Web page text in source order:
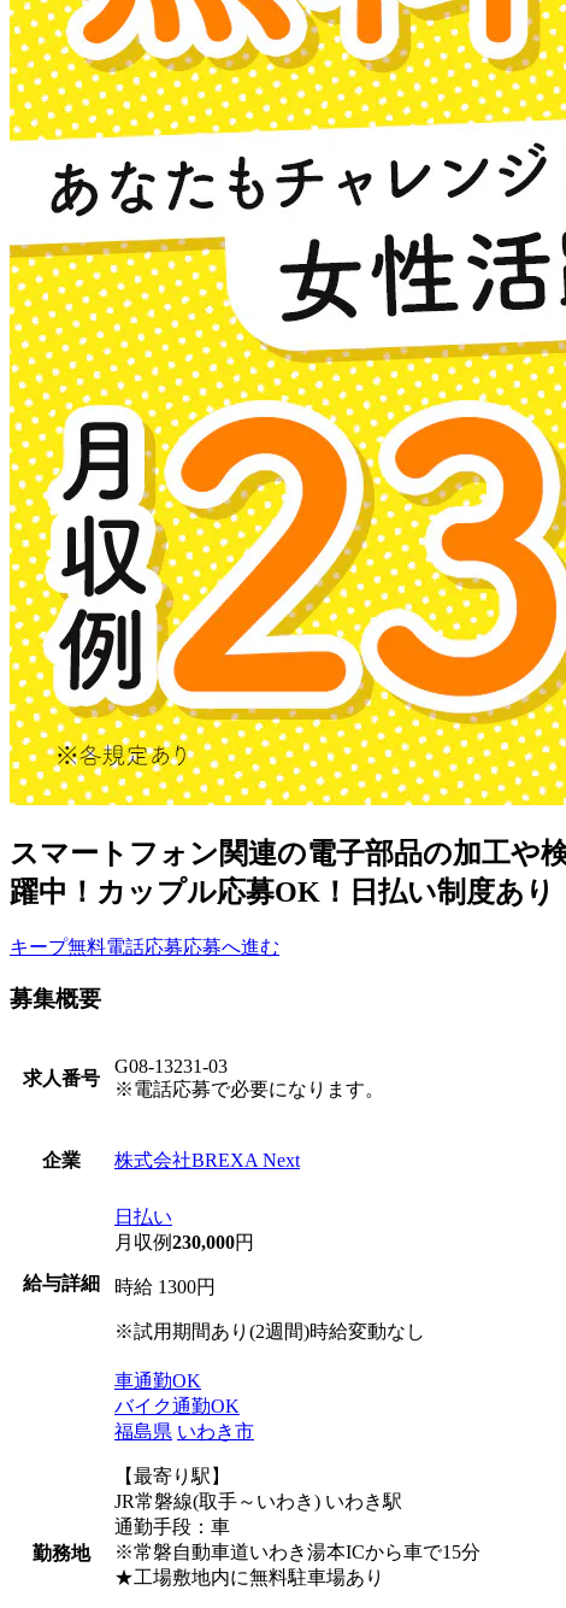
スマートフォン関連の電子部品の加工や
躍中！カップル応募OK！日払い制度あり
キープ無料電話応募応募へ進む
募集概要
求人番号
G08-13231-03
※電話応募で必要になります。
企業 株式会社BREXA Next
給与詳細
日払い
月収例230,000円
時給 1300円
※試用期間あり(2週間)時給変動なし
勤務地
車通勤OK
バイク通勤OK
福島県 いわき市
【最寄り駅】
JR常磐線(取手～いわき) いわき駅
通勤手段：車
※常磐自動車道いわき湯本ICから車で15分
★工場敷地内に無料駐車場あり